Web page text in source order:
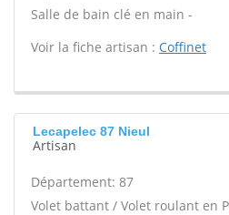
Salle de bain clé en main -
Voir la fiche artisan : Coffinet
Lecapelec 87 Nieul
Artisan
Département: 87
Volet battant / Volet roulant en